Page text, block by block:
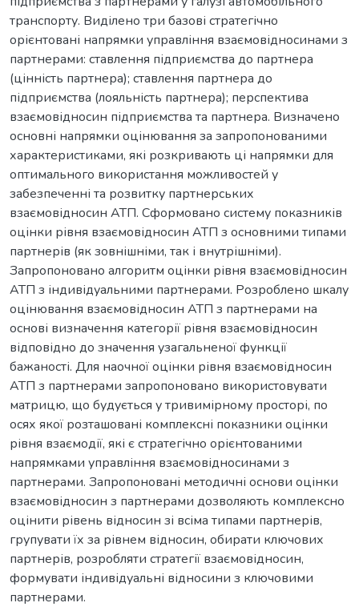
транспорту. Виділено три базові стратегічно
орієнтовані напрямки управління взаємовідносинами з
партнерами: ставлення підприємства до партнера
(цінність партнера); ставлення партнера до
підприємства (лояльність партнера); перспектива
взаємовідносин підприємства та партнера. Визначено
основні напрямки оцінювання за запропонованими
характеристиками, які розкривають ці напрямки для
оптимального використання можливостей у
забезпеченні та розвитку партнерських
взаємовідносин АТП. Сформовано систему показників
оцінки рівня взаємовідносин АТП з основними типами
партнерів (як зовнішніми, так і внутрішніми).
Запропоновано алгоритм оцінки рівня взаємовідносин
АТП з індивідуальними партнерами. Розроблено шкалу
оцінювання взаємовідносин АТП з партнерами на
основі визначення категорії рівня взаємовідносин
відповідно до значення узагальненої функції
бажаності. Для наочної оцінки рівня взаємовідносин
АТП з партнерами запропоновано використовувати
матрицю, що будується у тривимірному просторі, по
осях якої розташовані комплексні показники оцінки
рівня взаємодії, які є стратегічно орієнтованими
напрямками управління взаємовідносинами з
партнерами. Запропоновані методичні основи оцінки
взаємовідносин з партнерами дозволяють комплексно
оцінити рівень відносин зі всіма типами партнерів,
групувати їх за рівнем відносин, обирати ключових
партнерів, розробляти стратегії взаємовідносин,
формувати індивідуальні відносини з ключовими
партнерами.